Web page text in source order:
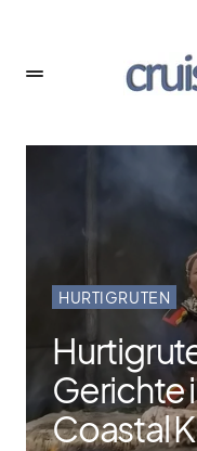
HURTIGRUTEN
Gerichte
Coastal